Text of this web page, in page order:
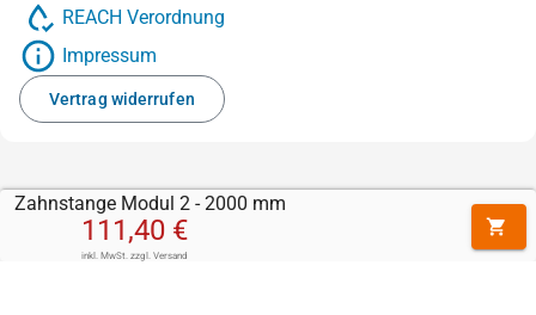
Zahnstange Modul 2 - 2000 mm
111,40 €
inkl. MwSt. zzgl. Versand
REACH Verordnung
Impressum
Vertrag widerrufen